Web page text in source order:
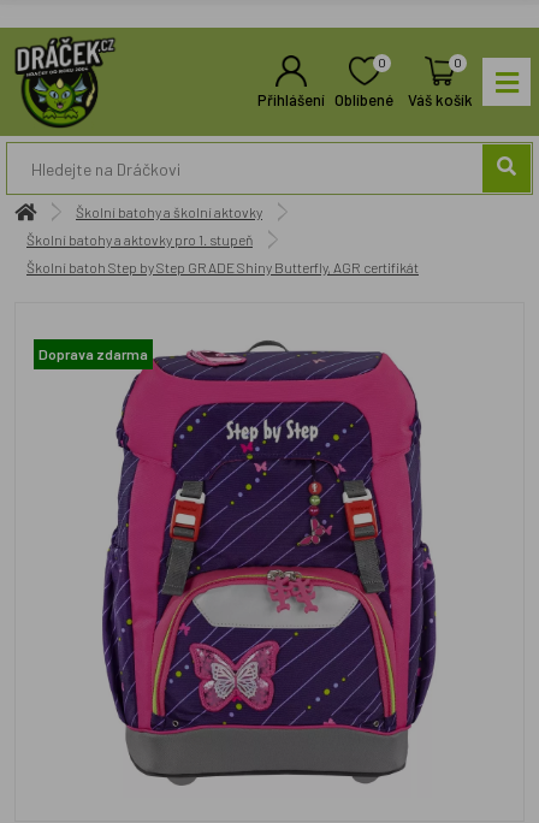
Přihlášení
0
Oblíbené
0
Váš košík
Školní batohy a školní aktovky
Školní batohy a aktovky pro 1. stupeň
Školní batoh Step by Step GRADE Shiny Butterfly, AGR certifikát
Doprava zdarma